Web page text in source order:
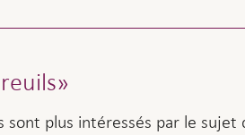
sont plus intéressés par le